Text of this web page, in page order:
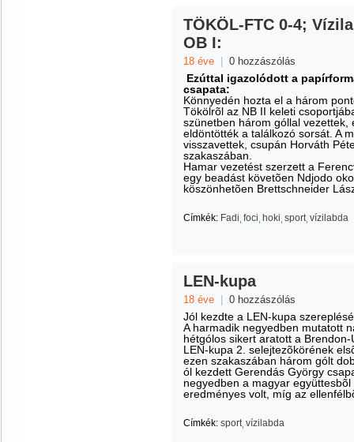
TÖKÖL-FTC 0-4;
OB I:
18 éve 0 hozzászólás
Ezúttal igazolódott a
csapata:
Könnyedén hozta el a három
Tökölrõl az NB II keleti
szünetben három góllal
eldöntötték a találkozó sorsát. A
visszavettek, csupán Horváth
szakaszában.
Hamar vezetést szerzett a
egy beadást követõen Ndjodo
köszönhetõen Brettschneider
Címkék: Fadi foci hoki sport vízilabda
LEN-kupa
18 éve 0 hozzászólás
Jól kezdte a LEN-kupa
A harmadik negyedben mutatott
hétgólos sikert aratott a
LEN-kupa 2. selejtezõkörének
ezen szakaszában három gólt
ól kezdett Gerendás György
negyedben a magyar
eredményes volt, míg az
Címkék: sport vízilabda